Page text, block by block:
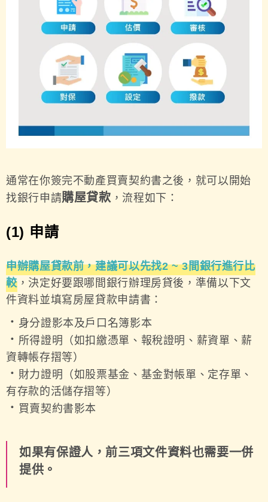
通常在你簽完不動產買賣契約書之後，就可以開始
找銀行申請購屋貸款，流程如下：
(1) 申請
申辦購屋貸款前，建議可以先找2 ~ 3間銀行進行比
較，決定好要跟哪間銀行辦理房貸後，準備以下文
件資料並填寫房屋貸款申請書：
． 身分證影本及戶口名簿影本
． 所得證明（如扣繳憑單、報稅證明、薪資單、薪
資轉帳存摺等）
． 財力證明（如股票基金、基金對帳單、定存單、
有存款的活儲存摺等）
． 買賣契約書影本
如果有保證人，前三項文件資料也需要一併
提供。